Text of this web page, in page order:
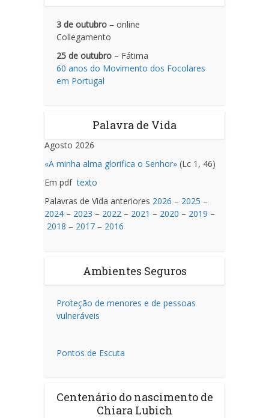
3 de outubro – online
Collegamento
25 de outubro – Fátima
60 anos do Movimento dos Focolares
em Portugal
Palavra de Vida
Agosto 2026
«A minha alma glorifica o Senhor» (Lc 1, 46)
Em pdftexto
Palavras de Vida anteriores 2026 – 2025 –
2024 – 2023 – 2022 – 2021 – 2020 – 2019 –
2018 – 2017 – 2016
Ambientes Seguros
Proteção de menores e de pessoas
vulneráveis
Pontos de Escuta
Centenário do nascimento de
Chiara Lubich